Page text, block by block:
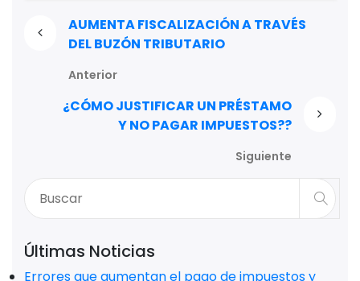
AUMENTA FISCALIZACIÓN A TRAVÉS
DEL BUZÓN TRIBUTARIO
Anterior
¿CÓMO JUSTIFICAR UN PRÉSTAMO
Y NO PAGAR IMPUESTOS??
Siguiente
Últimas Noticias
Errores que aumentan el pago de impuestos y